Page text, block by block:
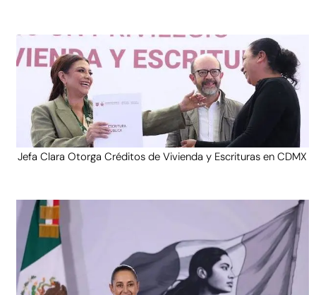
Jefa Clara Otorga Créditos de Vivienda y Escrituras en CDMX